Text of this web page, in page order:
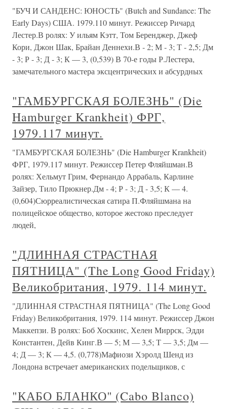
"БУЧ И САНДЕНС: ЮНОСТЬ" (Butch and Sundance: The
Early Days) США. 1979.110 минут. Режиссер Ричард
Лестер.В ролях: У ильям Кэтт, Том Беренджер, Джеф
Кори, Джон Шак, Брайан Деннехи.В - 2; М - 3; Т - 2,5; Дм
- 3; Р - 3; Д - 3; К — 3, (0,539) В 70-е годы Р.Лестера,
замечательного мастера эксцентрических и абсурдных
"ГАМБУРГСКАЯ БОЛЕЗНЬ" (Die
Hamburger Krankheit) ФРГ,
1979.117 минут.
"ГАМБУРГСКАЯ БОЛЕЗНЬ" (Die Hamburger Krankheit)
ФРГ, 1979.117 минут. Режиссер Петер Фляйшман.В
ролях: Хельмут Грим, Фернандо Аррабаль, Карлине
Зайзер, Тило Прюкнер.Дм - 4; Р - 3; Д - 3,5; К — 4.
(0,604)Сюрреалистическая сатира П.Фляйшмана на
полицейское общество, которое жестоко преследует
людей,
"ДЛИННАЯ СТРАСТНАЯ
ПЯТНИЦА" (The Long Good Friday)
Великобритания, 1979. 114 минут.
"ДЛИННАЯ СТРАСТНАЯ ПЯТНИЦА" (The Long Good
Friday) Великобритания, 1979. 114 минут. Режиссер Джон
Маккепзи. В ролях: Боб Хоскинс, Хелен Миррск, Эдди
Константен, Дейв Кинг.В — 5; М — 3,5; Т — 3,5; Дм —
4; Д — 3; К — 4,5. (0,778)Мафиози Хэролд Шенд из
Лондона встречает американских подельщиков, с
"КАБО БЛАНКО" (Cabo Blanco)